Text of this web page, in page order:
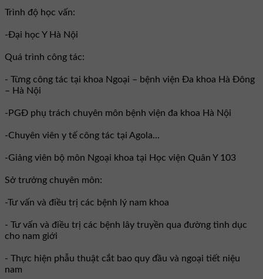
Trình độ học vấn:
-Đại học Y Hà Nội
Quá trình công tác:
- Từng công tác tại khoa Ngoại – bệnh viện Đa khoa Hà Đông
– Hà Nội
-PGĐ phụ trách chuyên môn bệnh viện đa khoa Hà Nội
-Chuyên viên y tế công tác tại Agola...
-Giảng viên bộ môn Ngoại khoa tại Học viện Quân Y 103
Sở trưởng chuyên môn:
-Tư vấn và điều trị các bệnh lý nam khoa
- Tư vấn và điều trị các bệnh lây truyền qua đường tình dục
cho nam giới
- Thực hiện phẫu thuật cắt bao quy đầu và ngoại tiết niệu
nam